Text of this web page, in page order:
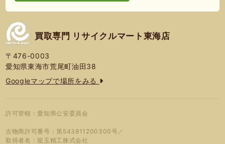
買取専門 リサイクルマート東海店
〒476-0003
愛知県東海市荒尾町油田38
Googleマップで場所をみる
許可管轄：愛知県公安委員会
古物商許可番号：第543811200300号／
取得者名：龍玉精工株式会社